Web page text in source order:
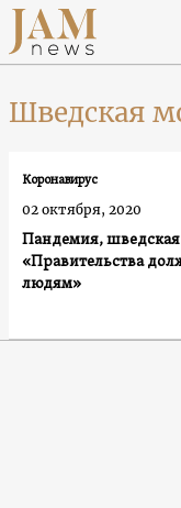
Шведская
Пандемия,
«Правительства
людям»
Коронавирус
02 октября, 2020